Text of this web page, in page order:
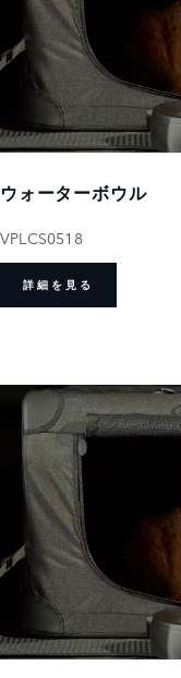
ウォーターボウル
VPLCS0518
詳細を見る